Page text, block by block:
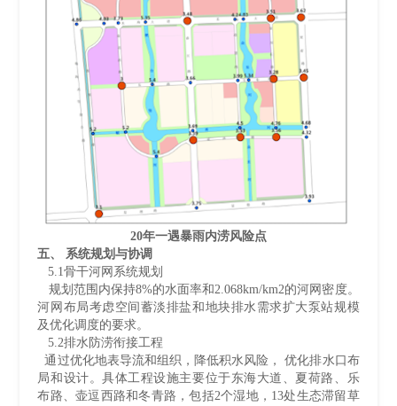
20年一遇暴雨内涝风险点
五、 系统规划与协调
5.1骨干河网系统规划
规划范围内保持8%的水面率和2.068km/km2的河网密度。
河网布局考虑空间蓄淡排盐和地块排水需求扩大泵站规模
及优化调度的要求。
5.2排水防涝衔接工程
通过优化地表导流和组织，降低积水风险， 优化排水口布
局和设计。具体工程设施主要位于东海大道、夏荷路、乐
布路、壶逗西路和冬青路，包括2个湿地，13处生态滞留草